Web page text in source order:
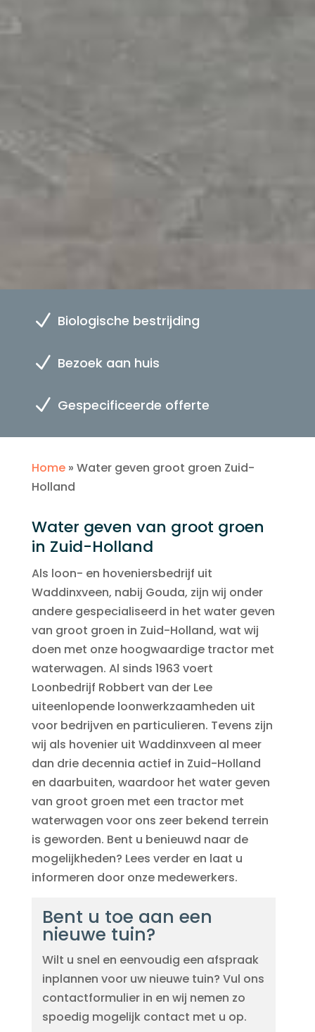
N Biologische bestrijding
N Bezoek aan huis
N Gespecificeerde offerte
Home» Water geven groot groen Zuid-
Holland
Water geven van groot groen
in Zuid-Holland
Als loon- en hoveniersbedrijf uit
Waddinxveen, nabij Gouda, zijn wij onder
andere gespecialiseerd in het water geven
van groot groen in Zuid-Holland, wat wij
doen met onze hoogwaardige tractor met
waterwagen. Al sinds 1963 voert
Loonbedrijf Robbert van der Lee
uiteenlopende loonwerkzaamheden uit
voor bedrijven en particulieren. Tevens zijn
wij als hovenier uit Waddinxveen al meer
dan drie decennia actief in Zuid-Holland
en daarbuiten, waardoor het water geven
van groot groen met een tractor met
waterwagen voor ons zeer bekend terrein
is geworden. Bent u benieuwd naar de
mogelijkheden? Lees verder en laat u
informeren door onze medewerkers.
Bent u toe aan een
nieuwe tuin?
Wilt u snel en eenvoudig een afspraak
inplannen voor uw nieuwe tuin? Vul ons
contactformulier in en wij nemen zo
spoedig mogelijk contact met u op.